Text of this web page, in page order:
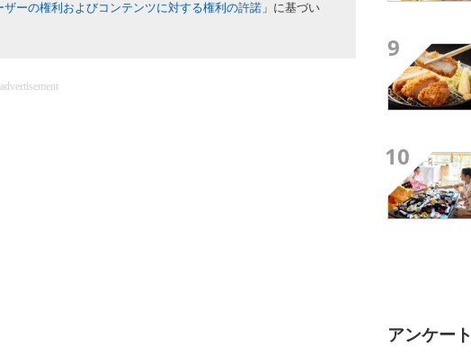
ザーの権利およびコンテンツに対する権利の許諾 」に基づい
advertisement
9
10
アンケート